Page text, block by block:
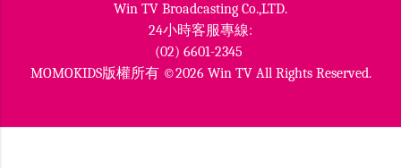
Win TV Broadcasting Co.,LTD.
24小時客服專線:
(02) 6601-2345
MOMOKIDS版權所有 ©2026 Win TV All Rights Reserved.